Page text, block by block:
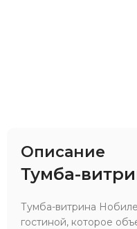
Описание
Тумба-
Тумба-витрина
гостиной, которое